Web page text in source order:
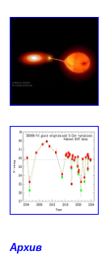
Архив